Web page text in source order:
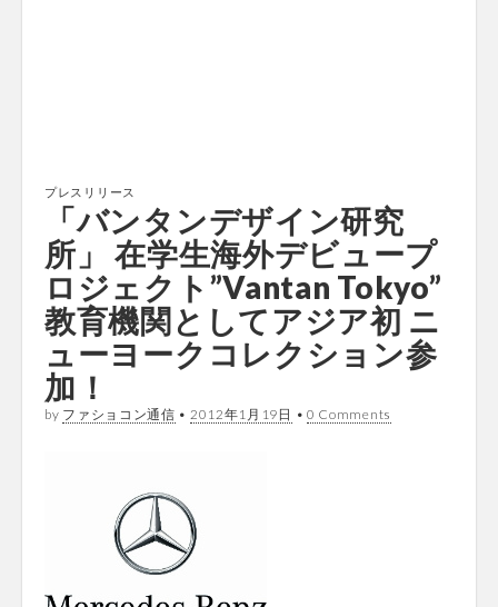
プレスリリース
「バンタ​ンデザイン研究
所」 在学生海外デビュープ​
ロジェクト”Vant​an Tokyo”
教育機関としてアジア​初 ニ
ューヨークコレクシ​ョン参
加！
by ファショコン通信 • 2012年1月19日 • 0 Comments